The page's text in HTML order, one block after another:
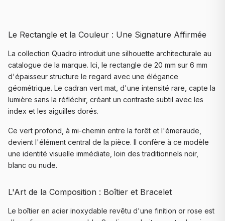
Le Rectangle et la Couleur : Une Signature Affirmée
La collection Quadro introduit une silhouette architecturale au
catalogue de la marque. Ici, le rectangle de 20 mm sur 6 mm
d'épaisseur structure le regard avec une élégance
géométrique. Le cadran vert mat, d'une intensité rare, capte la
lumière sans la réfléchir, créant un contraste subtil avec les
index et les aiguilles dorés.
Ce vert profond, à mi-chemin entre la forêt et l'émeraude,
devient l'élément central de la pièce. Il confère à ce modèle
une identité visuelle immédiate, loin des traditionnels noir,
blanc ou nude.
L'Art de la Composition : Boîtier et Bracelet
Le boîtier en acier inoxydable revêtu d'une finition or rose est